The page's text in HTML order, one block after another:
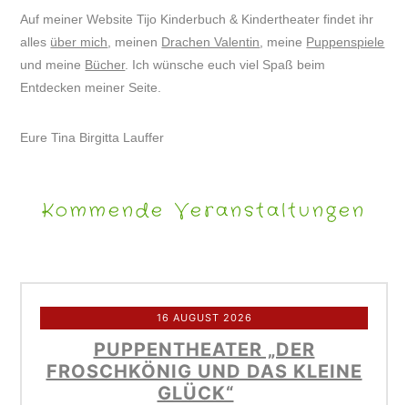
Auf meiner Website Tijo Kinderbuch & Kindertheater findet ihr
alles über mich , meinen Drachen Valentin , meine Puppenspiele
und meine Bücher. Ich wünsche euch viel Spaß beim
Entdecken meiner Seite.
Eure Tina Birgitta Lauffer
Kommende Veranstaltungen
16 AUGUST 2026
PUPPENTHEATER „DER
FROSCHKÖNIG UND DAS KLEINE
GLÜCK“